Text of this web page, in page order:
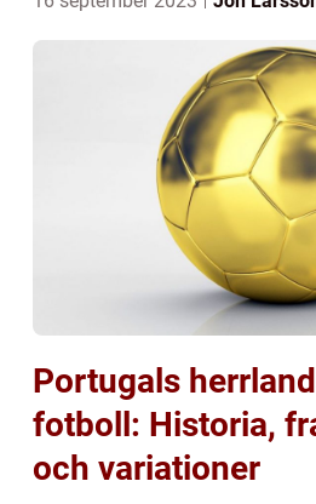
Portugals
fotboll: Historia,
och variationer